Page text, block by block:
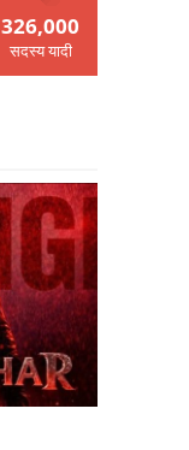
326,000
सदस्य यादी